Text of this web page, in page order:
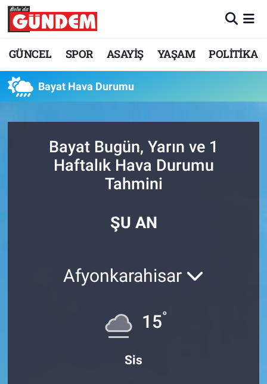
GÜNCEL SPOR ASAYİŞ YAŞAM POLİTİKA
Bayat Hava Durumu
Bayat Bugün, Yarın ve 1
Haftalık Hava Durumu
Tahmini
ŞU AN
Afyonkarahisar
15°
Sis
Merkez Nöbetçi Eczaneler
Tüm Manşetler